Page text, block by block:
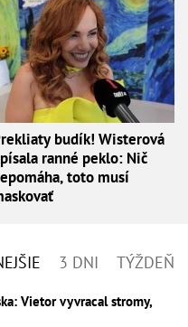
budík! Wisterová
ranné peklo: Nič
toto musí
3 DNI TÝŽDEŇ
Vietor vyvracal stromy,